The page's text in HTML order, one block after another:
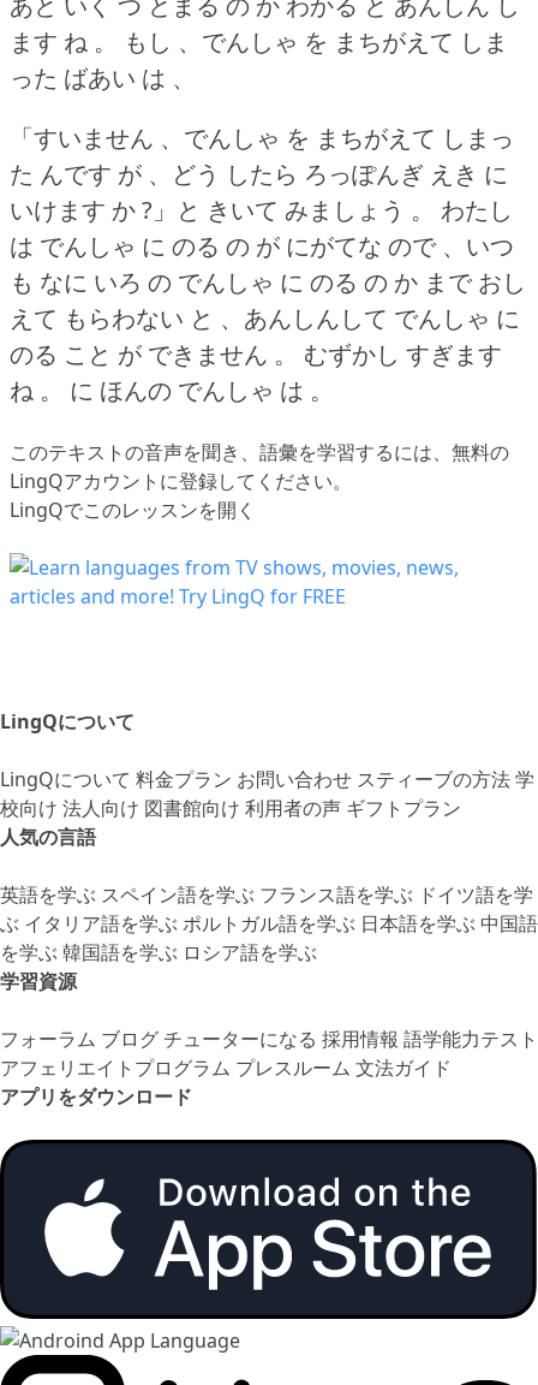
ます ね 。
もし 、でんしゃ を まちがえて しま
った ばあい は 、
「すいません 、でんしゃ を まちがえて しまっ
た んです が 、どう したら ろっぽんぎ えき に
いけます か ?」と きいて みましょう 。
わたし
は でんしゃ に のる の が にがてな ので 、いつ
も なに いろ の でんしゃ に のる の か まで おし
えて もらわない と 、あんしんして でんしゃ に
のる こと が できません 。
むずかし すぎます
ね 。
に ほんの でんしゃ は 。
このテキストの音声を聞き、語彙を学習するには、 無料の
LingQアカウントに登録してください。
LingQでこのレッスンを開く
LingQについて
LingQについて 料金プラン お問い合わせ スティーブの方法学
校向け 法人向け 図書館向け 利用者の声 ギフトプラン
人気の言語
英語を学ぶ スペイン語を学ぶ フランス語を学ぶ ドイツ語を学
ぶ イタリア語を学ぶ ポルトガル語を学ぶ 日本語を学ぶ 中国語
を学ぶ 韓国語を学ぶ ロシア語を学ぶ
学習資源
フォーラム ブログチューターになる 採用情報 語学能力テスト
アフェリエイトプログラム プレスルーム 文法ガイド
アプリをダウンロード